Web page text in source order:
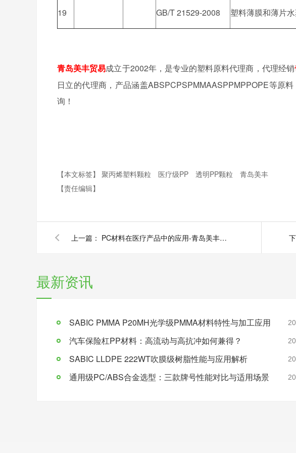
19 GB/T 21529-2008 塑料薄膜和薄片
青岛美丰贸易成立于2002年，是专业的塑料原料代理商，代理经销
日立的代理商，产品涵盖ABSPCPSPMMAASPPMPPOPE等原
询！
【本文标签】 聚丙烯塑料颗粒 医疗级PP 透明PP颗粒
青岛美丰
【责任编辑】
上一篇： PC材料在医疗产品中的应用-青岛美丰贸易
最新资讯
SABIC PMMA P20MH光学级PMMA材料特性与加工应用
汽车保险杠PP材料：高流动与高抗冲如何兼得？
SABIC LLDPE 222WT吹膜级树脂性能与应用解析
通用级PC/ABS合金选型：三款牌号性能对比与适用场景